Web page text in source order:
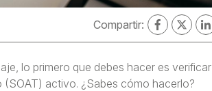
Compartir:
lo primero que debes hacer es
activo. ¿Sabes cómo hacerlo?